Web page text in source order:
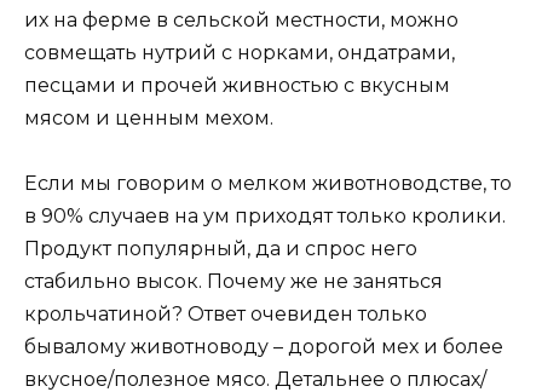
их на ферме в сельской местности, можно
совмещать нутрий с норками, ондатрами,
песцами и прочей живностью с вкусным
мясом и ценным мехом.
Если мы говорим о мелком животноводстве, то
в 90% случаев на ум приходят только кролики.
Продукт популярный, да и спрос него
стабильно высок. Почему же не заняться
крольчатиной? Ответ очевиден только
бывалому животноводу – дорогой мех и более
вкусное/полезное мясо. Детальнее о плюсах/